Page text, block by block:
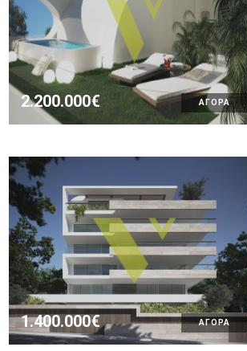
ΑΓΟΡΑ
2.200.000€
ΑΓΟΡΑ
1.400.000€